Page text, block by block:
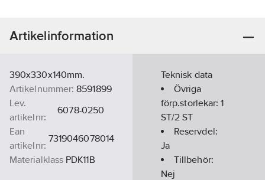
Artikelinformation
390x330x140mm.
Artikelnummer: 8591899
Lev.
artikelnr:
6078-0250
Ean
artikelnr:
7319046078014
Materialklass PDK11B
Teknisk data
Övriga
förp.storlekar:1
ST/2 ST
Reservdel:
Ja
Tillbehör:
Nej